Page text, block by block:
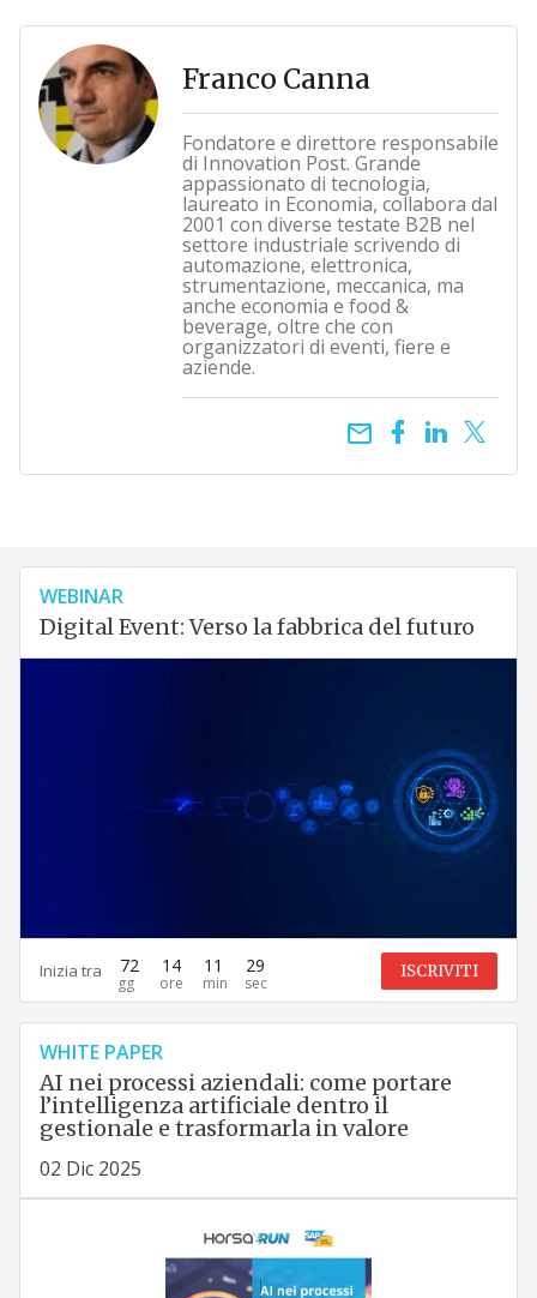
Franco Canna
Fondatore e direttore responsabile
di Innovation Post. Grande
appassionato di tecnologia,
laureato in Economia, collabora dal
2001 con diverse testate B2B nel
settore industriale scrivendo di
automazione, elettronica,
strumentazione, meccanica, ma
anche economia e food &
beverage, oltre che con
organizzatori di eventi, fiere e
aziende.
email
WEBINAR
Digital Event: Verso la fabbrica del futuro
Inizia tra 72 14 11 28 ISCRIVITI
WHITE PAPER
AI nei processi aziendali: come portare
l’intelligenza artificiale dentro il
gestionale e trasformarla in valore
02 Dic 2025